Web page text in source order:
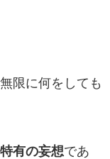
限に何をしても
有の妄想であ